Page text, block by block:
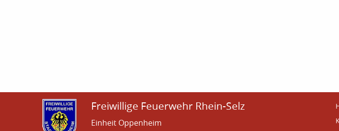
Freiwillige Feuerwehr Rhein-Selz
Einheit Oppenheim